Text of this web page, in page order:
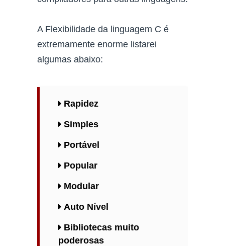
A Flexibilidade da linguagem C é
extremamente enorme listarei
algumas abaixo:
Rapidez
Simples
Portável
Popular
Modular
Auto Nível
Bibliotecas muito
poderosas